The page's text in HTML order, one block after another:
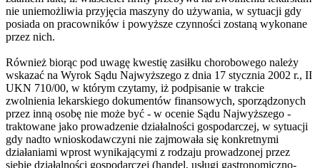
nie uniemożliwia przyjęcia maszyny do używania, w sytuacji gdy
posiada on pracowników i powyższe czynności zostaną wykonane
przez nich.
Również biorąc pod uwagę kwestię zasiłku chorobowego należy
wskazać na Wyrok Sądu Najwyższego z dnia 17 stycznia 2002 r., II
UKN 710/00, w którym czytamy, iż podpisanie w trakcie
zwolnienia lekarskiego dokumentów finansowych, sporządzonych
przez inną osobę nie może być - w ocenie Sądu Najwyższego -
traktowane jako prowadzenie działalności gospodarczej, w sytuacji
gdy nadto wnioskodawczyni nie zajmowała się konkretnymi
działaniami wprost wynikającymi z rodzaju prowadzonej przez
siebie działalności gospodarczej (handel, usługi gastronomiczno-